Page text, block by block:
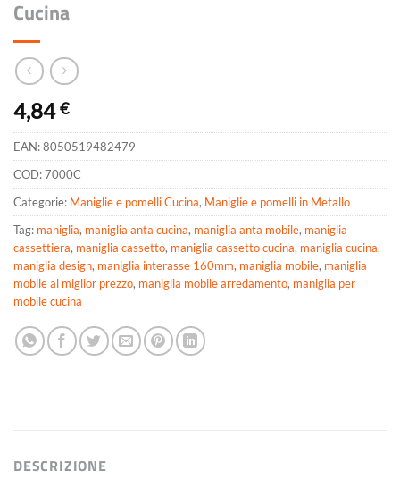
Cucina
4,84€
EAN:8050519482479
COD:7000C
Categorie: Maniglie e pomelli Cucina, Maniglie e pomelli in Metallo
Tag: maniglia, maniglia anta cucina, maniglia anta mobile, maniglia
cassettiera, maniglia cassetto, maniglia cassetto cucina, maniglia cucina,
maniglia design, maniglia interasse 160mm, maniglia mobile, maniglia
mobile al miglior prezzo, maniglia mobile arredamento, maniglia per
mobile cucina
DESCRIZIONE